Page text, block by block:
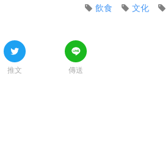
文化
飲食
推文 傳送